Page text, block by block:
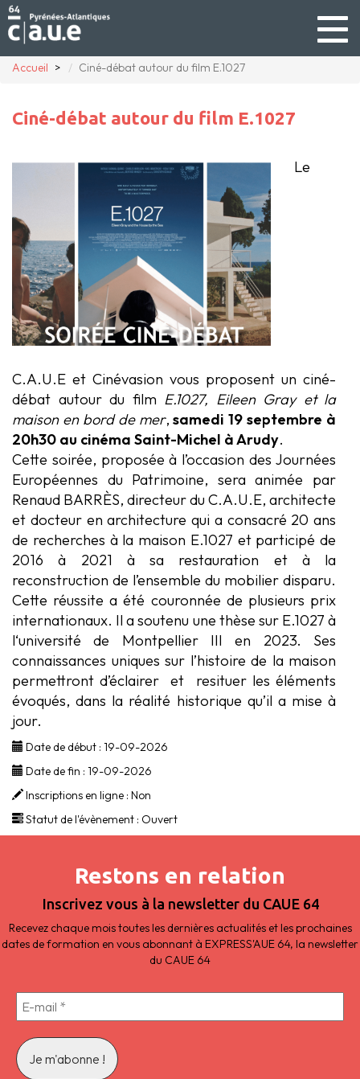
Accueil
Ciné-débat autour du film E.1027
Ciné-débat autour du film E.1027
Le
C.A.U.E et Cinévasion vous proposent un ciné-
débat autour du film E.1027, Eileen Gray et la
maison en bord de mer,samedi 19 septembre à
20h30 au cinéma Saint-Michel à Arudy.
Cette soirée, proposée à l’occasion des Journées
Européennes du Patrimoine, sera animée par
Renaud BARRÈS, directeur du C.A.U.E, architecte
et docteur en architecture qui a consacré 20 ans
de recherches à la maison E.1027 et participé de
2016 à 2021 à sa restauration et à la
reconstruction de l’ensemble du mobilier disparu.
Cette réussite a été couronnée de plusieurs prix
internationaux. Il a soutenu une thèse sur E.1027 à
l‘université de Montpellier III en 2023. Ses
connaissances uniques sur l’histoire de la maison
permettront d’éclairer et resituer les éléments
évoqués, dans la réalité historique qu’il a mise à
jour.
Date de début : 19-09-2026
Date de fin : 19-09-2026
Inscriptions en ligne : Non
Statut de l'évènement : Ouvert
Restons en relation
Inscrivez vous à la newsletter du CAUE 64
Recevez chaque mois toutes les dernières actualités et les prochaines
dates de formation en vous abonnant à EXPRESS'AUE 64, la newsletter
du CAUE 64